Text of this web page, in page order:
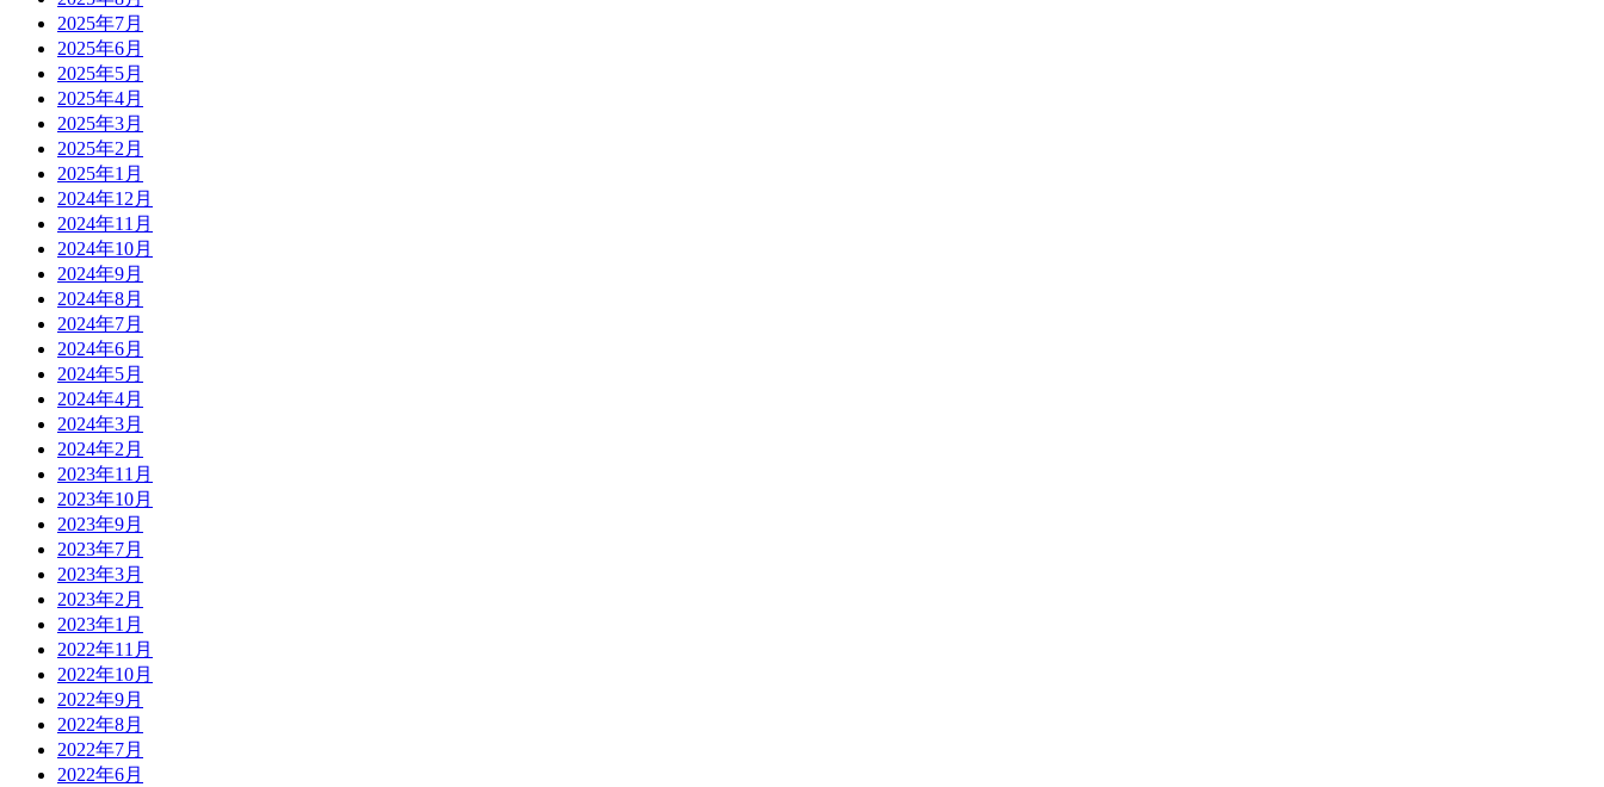
2025年7月
2025年6月
2025年5月
2025年4月
2025年3月
2025年2月
2025年1月
2024年12月
2024年11月
2024年10月
2024年9月
2024年8月
2024年7月
2024年6月
2024年5月
2024年4月
2024年3月
2024年2月
2023年11月
2023年10月
2023年9月
2023年7月
2023年3月
2023年2月
2023年1月
2022年11月
2022年10月
2022年9月
2022年8月
2022年7月
2022年6月